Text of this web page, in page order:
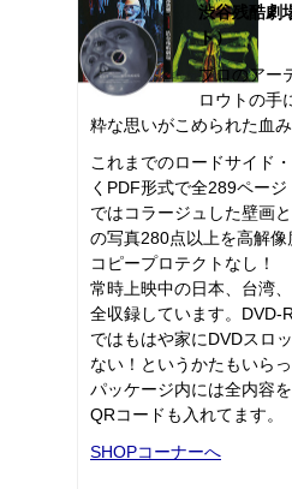
渋谷残酷劇
ト）
プロのアー
ロウトの手
粋な思いがこめられた血み
これまでのロードサイド
くPDF形式で全289ペー
ではコラージュした壁画
の写真280点以上を高解
コピープロテクトなし！
常時上映中の日本、台湾
全収録しています。DVD-
ではもはや家にDVDスロ
ない！というかたもいら
パッケージ内には全内容
QRコードも入れてます。
SHOPコーナーへ